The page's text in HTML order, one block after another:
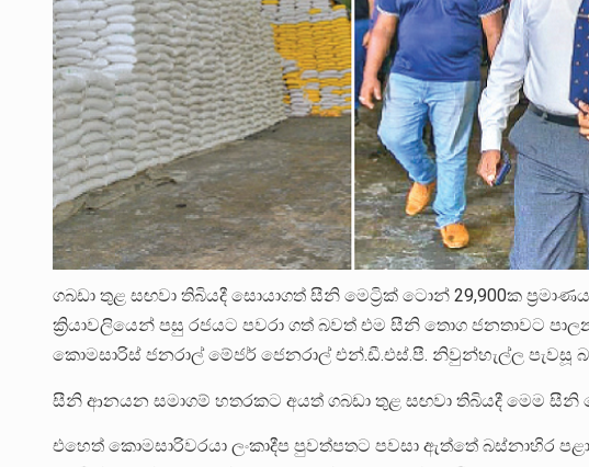
ගබඩා තුළ සඟවා තිබියදී සොයාගත් සීනි මෙට්‍රික් ටොන් 29,900ක
ක්‍රියාවලියෙන් පසු රජයට පවරා ගත් බවත් එම සීනි තොග ජනතාවට
කොමසාරිස් ජනරාල් මේජර් ජෙනරාල් එන්.ඩී.එස්.පී. නිවුන්හැල්ල පැවසූ
සීනි ආනයන සමාගම් හතරකට අයත් ගබඩා තුළ සඟවා තිබියදී මෙම සීනි
එහෙත් කොමසාරිවරයා ලංකාදීප පුවත්පතට පවසා ඇත්තේ බස්නාහිර